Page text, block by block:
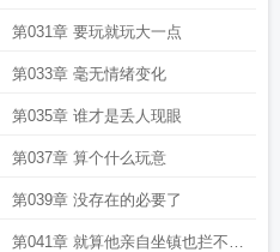
第031章 要玩就玩大一点
第033章 毫无情绪变化
第035章 谁才是丢人现眼
第037章 算个什么玩意
第039章 没存在的必要了
第041章 就算他亲自坐镇也拦不住